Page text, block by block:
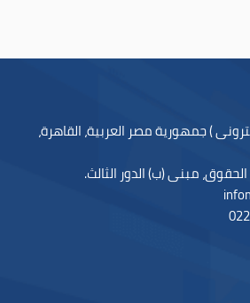
) جمهورية مصر العربية، القاهرة،
مبنى (ب) الدور الثالث.